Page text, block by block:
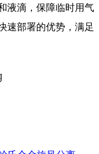
液滴，保障临时用气
速部署的优势，满足